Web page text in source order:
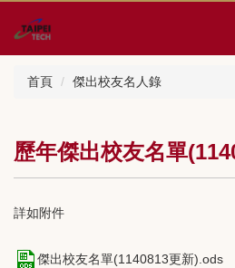
到
首頁 傑出校友名人錄
歷年傑出校友名單
詳如附件
傑出校友名單(1140813更新).ods